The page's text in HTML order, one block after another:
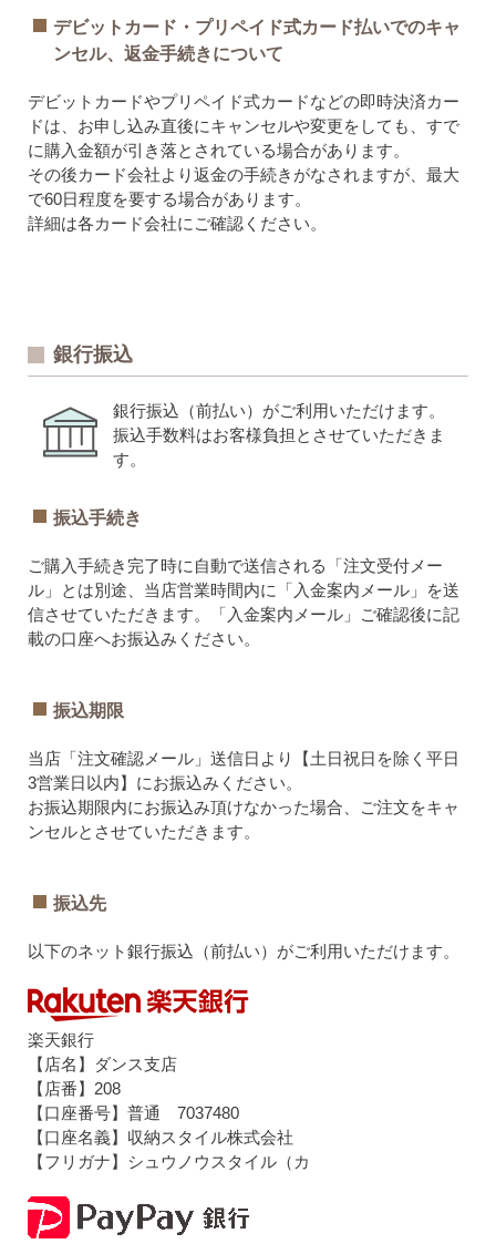
デビットカード・プリペイド式カード払いでのキャ
ンセル、返金手続きについて
デビットカードやプリペイド式カードなどの即時決済カー
ドは、お申し込み直後にキャンセルや変更をしても、すで
に購入金額が引き落とされている場合があります。
その後カード会社より返金の手続きがなされますが、最大
で60日程度を要する場合があります。
詳細は各カード会社にご確認ください。
銀行振込
銀行振込（前払い）がご利用いただけます。
振込手数料はお客様負担とさせていただきま
す。
振込手続き
ご購入手続き完了時に自動で送信される「注文受付メー
ル」とは別途、当店営業時間内に「入金案内メール」を送
信させていただきます。「入金案内メール」ご確認後に記
載の口座へお振込みください。
振込期限
当店「注文確認メール」送信日より【土日祝日を除く平日
3営業日以内】にお振込みください。
お振込期限内にお振込み頂けなかった場合、ご注文をキャ
ンセルとさせていただきます。
振込先
以下のネット銀行振込（前払い）がご利用いただけます。
楽天銀行
【店名】ダンス支店
【店番】208
【口座番号】普通 7037480
【口座名義】収納スタイル株式会社
【フリガナ】シュウノウスタイル（カ